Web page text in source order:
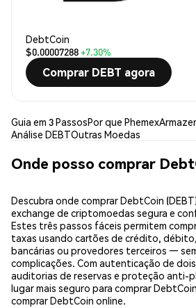
DebtCoin
$0.00007288+7.30%
Comprar DEBT agora
Guia em 3 PassosPor que Phemex
Análise DEBTOutras Moedas
Onde posso comprar
Descubra onde comprar DebtCoin
exchange de criptomoedas segura e
Estes três passos fáceis permitem
taxas usando cartões de crédito,
bancárias ou provedores terceiros —
complicações. Com autenticação de
auditorias de reservas e proteção anti-
lugar mais seguro para comprar
comprar DebtCoin online.